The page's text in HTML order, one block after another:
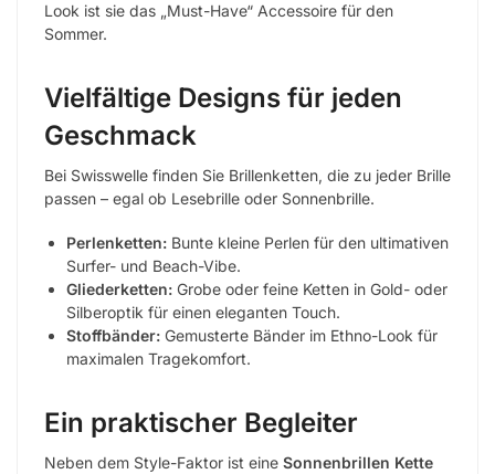
Look ist sie das „Must-Have“ Accessoire für den
Sommer.
Vielfältige Designs für jeden
Geschmack
Bei Swisswelle finden Sie Brillenketten, die zu jeder Brille
passen – egal ob Lesebrille oder Sonnenbrille.
Perlenketten: Bunte kleine Perlen für den ultimativen
Surfer- und Beach-Vibe.
Gliederketten: Grobe oder feine Ketten in Gold- oder
Silberoptik für einen eleganten Touch.
Stoffbänder: Gemusterte Bänder im Ethno-Look für
maximalen Tragekomfort.
Ein praktischer Begleiter
Neben dem Style-Faktor ist eine Sonnenbrillen Kette